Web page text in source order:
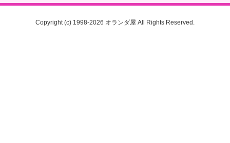
Copyright (c) 1998-2026 オランダ屋 All Rights Reserved.